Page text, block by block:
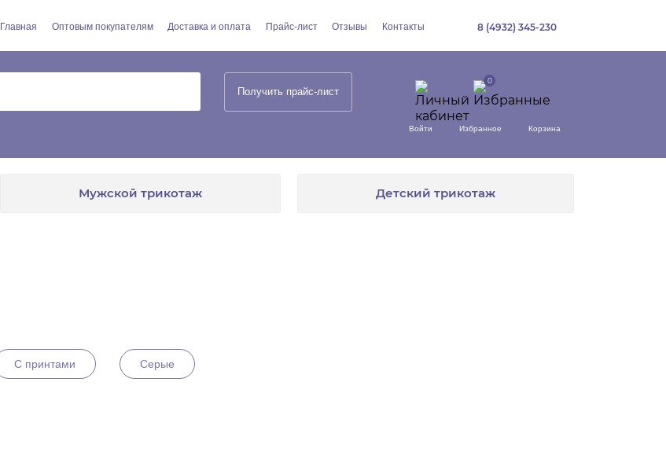
Главная Оптовым покупателям Доставка и оплата Прайс-лист Отзывы Контакты 8 (4932) 345-230
Получить прайс-лист
Войти Избранное Корзина
Мужской трикотаж Детский трикотаж
С принтами Серые